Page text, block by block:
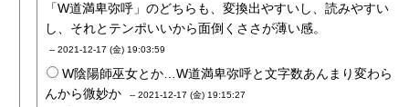
「W道満卑弥呼」のどちらも、変換出やすいし、読みやすい
し、それとテンポいいから面倒くささが薄い感。
-- 2021-12-17 (金) 19:03:59
W陰陽師巫女とか…W道満卑弥呼と文字数あんまり変わら
んから微妙か
-- 2021-12-17 (金) 19:15:27